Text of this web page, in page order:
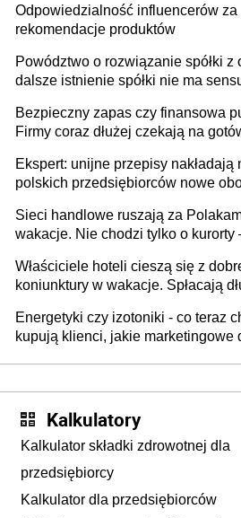
Odpowiedzialność influencerów za
rekomendacje produktów
Powództwo o rozwiązanie spółki z
dalsze istnienie spółki nie ma
Bezpieczny zapas czy finansowa
Firmy coraz dłużej czekają na
Ekspert: unijne przepisy nakładają
polskich przedsiębiorców nowe
Sieci handlowe ruszają za
wakacje. Nie chodzi tylko o kurorty
tam, gdzie wielu spędzi urlop po
Właściciele hoteli cieszą się z
koniunktury w wakacje. Spłacają
Energetyki czy izotoniki - co teraz
kupują klienci, jakie marketingowe
Kalkulatory
Kalkulator składki zdrowotnej dla
przedsiębiorcy
Kalkulator dla przedsiębiorców